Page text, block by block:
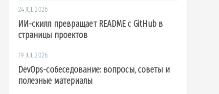
24 JUL 2026
ИИ-скилл превращает README с GitHub в
страницы проектов
19 JUL 2026
DevOps-собеседование: вопросы, советы и
полезные материалы